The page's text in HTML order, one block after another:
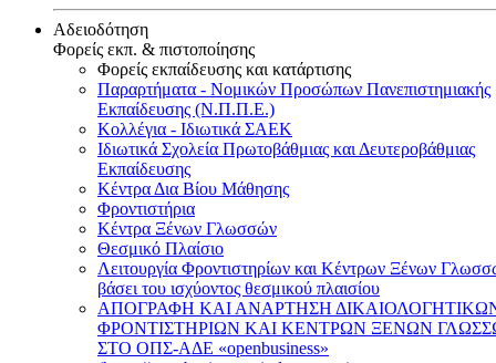
Αδειοδότηση
Φορείς εκπ. & πιστοποίησης
Φορείς εκπαίδευσης και κατάρτισης
Παραρτήματα - Νομικών Προσώπων Πανεπιστημιακής
Εκπαίδευσης (Ν.Π.Π.Ε.)
Κολλέγια - Ιδιωτικά ΣΑΕΚ
Ιδιωτικά Σχολεία Πρωτοβάθμιας και Δευτεροβάθμιας
Εκπαίδευσης
Κέντρα Δια Βίου Μάθησης
Φροντιστήρια
Κέντρα Ξένων Γλωσσών
Θεσμικό Πλαίσιο
Λειτουργία Φροντιστηρίων και Κέντρων Ξένων
βάσει του ισχύοντος θεσμικού πλαισίου
ΑΠΟΓΡΑΦΗ ΚΑΙ ΑΝΑΡΤΗΣΗ
ΦΡΟΝΤΙΣΤΗΡΙΩΝ ΚΑΙ ΚΕΝΤΡΩΝ ΞΕΝΩΝ
ΣΤΟ ΟΠΣ-ΑΔΕ «openbusiness»